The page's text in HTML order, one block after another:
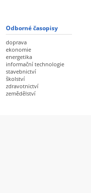
Odborné časopisy
doprava
ekonomie
energetika
informační technologie
stavebnictví
školství
zdravotnictví
zemědělství